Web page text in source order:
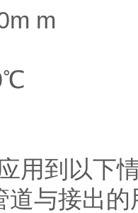
m
用到以下
道与接出